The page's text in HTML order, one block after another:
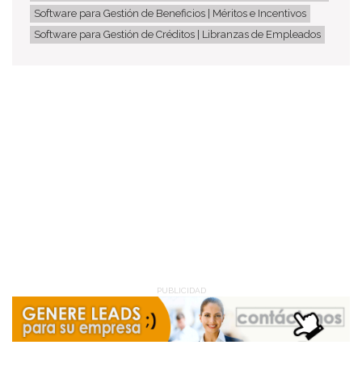
Software para Gestión de Beneficios | Méritos e Incentivos
Software para Gestión de Créditos | Libranzas de Empleados
PUBLICIDAD